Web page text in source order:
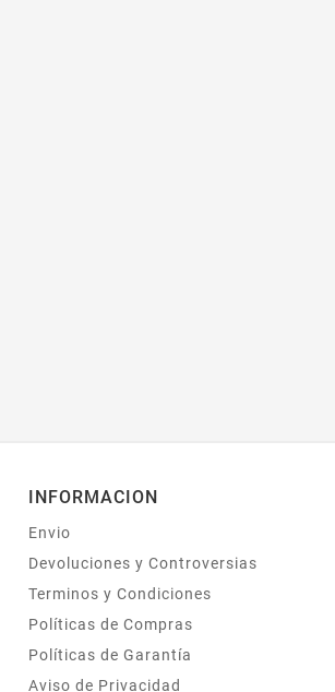
INFORMACION
Envio
Devoluciones y Controversias
Terminos y Condiciones
Políticas de Compras
Políticas de Garantía
Aviso de Privacidad